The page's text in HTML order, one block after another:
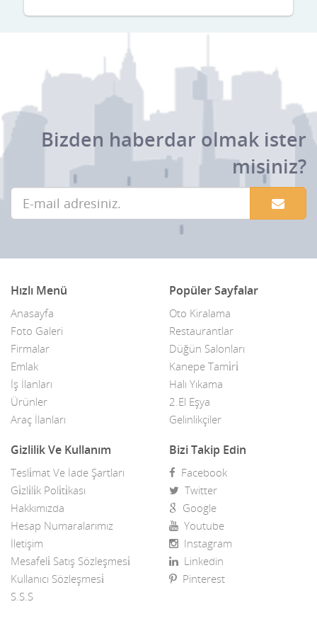
Bizden haberdar olmak ister
misiniz?
Hızlı Menü
Anasayfa
Foto Galeri
Firmalar
Emlak
İş İlanları
Ürünler
Araç İlanları
Popüler Sayfalar
Oto Kiralama
Restaurantlar
Düğün Salonları
Kanepe Tami̇ri̇
Halı Yıkama
2.El Eşya
Gelinlikçiler
Gizlilik Ve Kullanım
Tesli̇mat Ve İade Şartları
Gi̇zli̇li̇k Poli̇ti̇kası
Hakkımızda
Hesap Numaralarımız
İletişim
Mesafeli̇ Satış Sözleşmesi̇
Kullanıcı Sözleşmesi̇
S.S.S
Bizi Takip Edin
Facebook
Twitter
Google
Youtube
Instagram
Linkedin
Pinterest